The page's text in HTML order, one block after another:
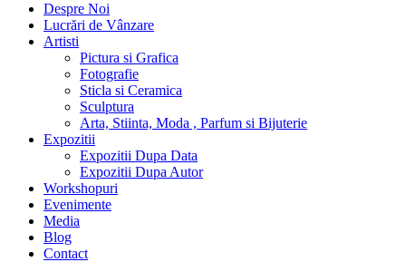
Despre Noi
Lucrări de Vânzare
Artisti
Pictura si Grafica
Fotografie
Sticla si Ceramica
Sculptura
Arta, Stiinta, Moda , Parfum si Bijuterie
Expozitii
Expozitii Dupa Data
Expozitii Dupa Autor
Workshopuri
Evenimente
Media
Blog
Contact